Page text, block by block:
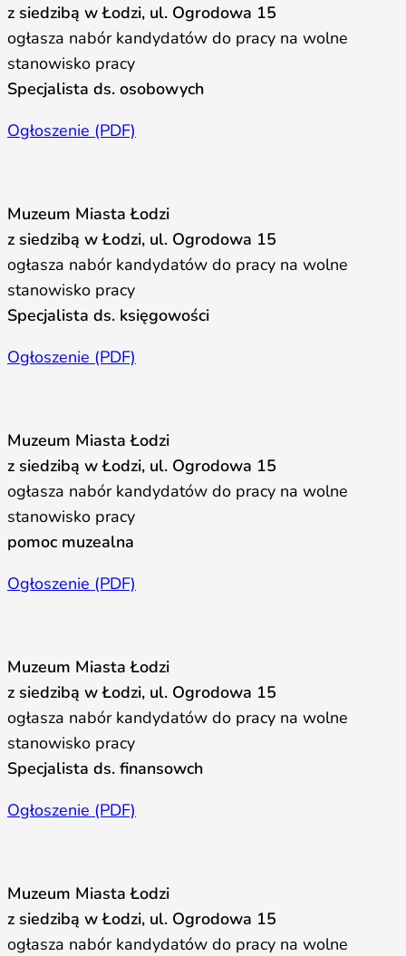
z siedzibą w Łodzi, ul. Ogrodowa 15
ogłasza nabór kandydatów do pracy na wolne
stanowisko pracy
Specjalista ds. osobowych
Ogłoszenie (PDF)
Muzeum Miasta Łodzi
z siedzibą w Łodzi, ul. Ogrodowa 15
ogłasza nabór kandydatów do pracy na wolne
stanowisko pracy
Specjalista ds. księgowości
Ogłoszenie (PDF)
Muzeum Miasta Łodzi
z siedzibą w Łodzi, ul. Ogrodowa 15
ogłasza nabór kandydatów do pracy na wolne
stanowisko pracy
pomoc muzealna
Ogłoszenie (PDF)
Muzeum Miasta Łodzi
z siedzibą w Łodzi, ul. Ogrodowa 15
ogłasza nabór kandydatów do pracy na wolne
stanowisko pracy
Specjalista ds. finansowch
Ogłoszenie (PDF)
Muzeum Miasta Łodzi
z siedzibą w Łodzi, ul. Ogrodowa 15
ogłasza nabór kandydatów do pracy na wolne